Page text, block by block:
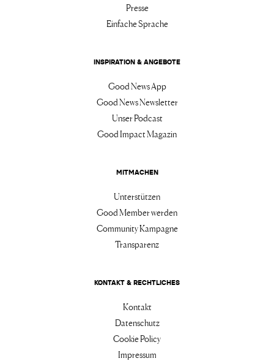
Presse
Einfache Sprache
INSPIRATION & ANGEBOTE
Good News App
Good News Newsletter
Unser Podcast
Good Impact Magazin
MITMACHEN
Unterstützen
Good Member werden
Community Kampagne
Transparenz
KONTAKT & RECHTLICHES
Kontakt
Datenschutz
Cookie Policy
Impressum